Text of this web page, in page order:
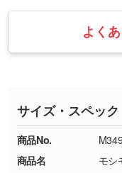
・1色印刷でグ
い
す。→詳しく見る
・コーポレート
刷色にこだわり
また、お選びい
ない場合や仕上
・お届け時に商
・ご注文と異
・印刷不良があ
※詳しくは「商
ください。
【返品・交換が
業日以内に担当
いたします。
お急ぎの場合は
TEL：0422-29-
18:00(土日祝日除
お問い合わせフ
よく
サイズ・スペック
商品No.
商品名
モシ